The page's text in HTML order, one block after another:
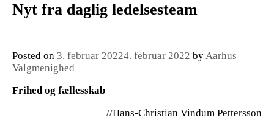
Nyt fra daglig ledelsesteam
Posted on 3. februar 20224. februar 2022 byAarhus
Valgmenighed
Frihed og fællesskab
//Hans-Christian Vindum Pettersson